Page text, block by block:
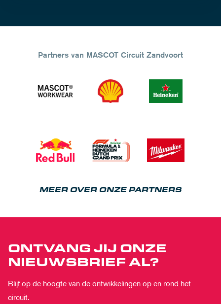
Partners van MASCOT Circuit Zandvoort
MEER OVER ONZE PARTNERS
ONTVANG JIJ ONZE
NIEUWSBRIEF AL?
Blijf op de hoogte van de ontwikkelingen op en rond het
circuit.